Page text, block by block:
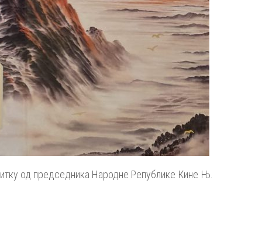
од председника Народне Републике Кине Њ.